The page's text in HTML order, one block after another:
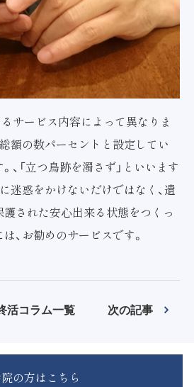
サービス内容によって異なりま
額の数パーセントと設定してい
、「立つ鳥跡を濁さず」といいます
迷惑をかけないだけではなく、遺
された安心出来る状態をつくっ
、お勧めのサービスです。
活コラム一覧 次の記事
の方はこちら